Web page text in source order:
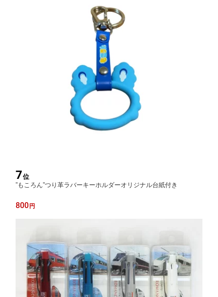
7位
”もころん”つり革ラバーキーホルダーオリジナル台紙付き
800 円